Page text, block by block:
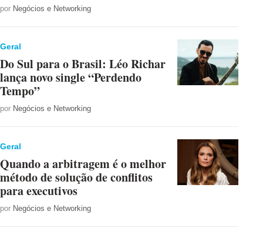
por Negócios e Networking
Geral
Do Sul para o Brasil: Léo Richar
lança novo single “Perdendo
Tempo”
por Negócios e Networking
Geral
Quando a arbitragem é o melhor
método de solução de conflitos
para executivos
por Negócios e Networking